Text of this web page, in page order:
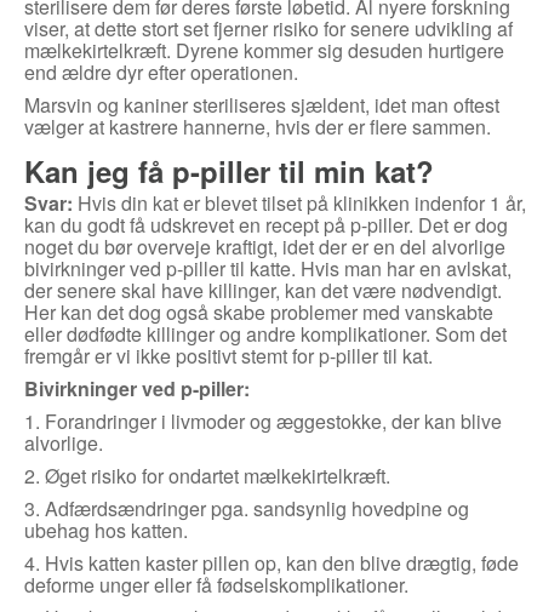
sterilisere dem før deres første løbetid. Al nyere forskning
viser, at dette stort set fjerner risiko for senere udvikling af
mælkekirtelkræft. Dyrene kommer sig desuden hurtigere
end ældre dyr efter operationen.
Marsvin og kaniner steriliseres sjældent, idet man oftest
vælger at kastrere hannerne, hvis der er flere sammen.
Kan jeg få p-piller til min kat?
Svar: Hvis din kat er blevet tilset på klinikken indenfor 1 år,
kan du godt få udskrevet en recept på p-piller. Det er dog
noget du bør overveje kraftigt, idet der er en del alvorlige
bivirkninger ved p-piller til katte. Hvis man har en avlskat,
der senere skal have killinger, kan det være nødvendigt.
Her kan det dog også skabe problemer med vanskabte
eller dødfødte killinger og andre komplikationer. Som det
fremgår er vi ikke positivt stemt for p-piller til kat.
Bivirkninger ved p-piller:
1. Forandringer i livmoder og æggestokke, der kan blive
alvorlige.
2. Øget risiko for ondartet mælkekirtelkræft.
3. Adfærdsændringer pga. sandsynlig hovedpine og
ubehag hos katten.
4. Hvis katten kaster pillen op, kan den blive drægtig, føde
deforme unger eller få fødselskomplikationer.